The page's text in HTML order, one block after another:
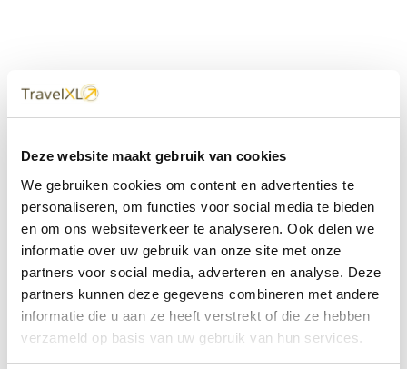
Deze website maakt gebruik van cookies
We gebruiken cookies om content en advertenties te
personaliseren, om functies voor social media te bieden
en om ons websiteverkeer te analyseren. Ook delen we
informatie over uw gebruik van onze site met onze
partners voor social media, adverteren en analyse. Deze
partners kunnen deze gegevens combineren met andere
informatie die u aan ze heeft verstrekt of die ze hebben
verzameld op basis van uw gebruik van hun services.
dichtbij
Met 60+ verkooppunten in Nederland en België staan wij
met onze XL Travelcenters, mobiele reisadviseurs van
TravelXL@Home en deze website altijd voor uw vakantie
klaar.
• Ontzorgen van A-Z • Onafhankelijk advies • Maatwerk •
Bespaar tijd en stress
TravelXLreisbureau's